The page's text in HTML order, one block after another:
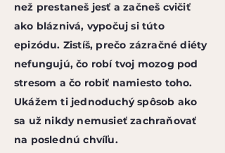
než prestaneš jesť a začneš cvičiť
ako bláznivá, vypočuj si túto
epizódu. Zistíš, prečo zázračné diéty
nefungujú, čo robí tvoj mozog pod
stresom a čo robiť namiesto toho.
Ukážem ti jednoduchý spôsob ako
sa už nikdy nemusieť zachraňovať
na poslednú chvíľu.